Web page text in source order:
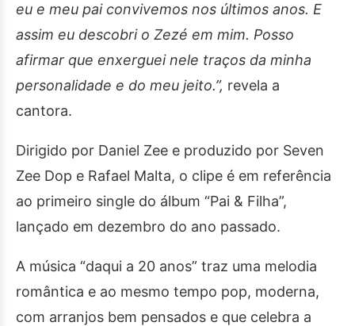
eu e meu pai convivemos nos últimos anos. E
assim eu descobri o Zezé em mim. Posso
afirmar que enxerguei nele traços da minha
personalidade e do meu jeito.”, revela a
cantora.
Dirigido por Daniel Zee e produzido por Seven
Zee Dop e Rafael Malta, o clipe é em referência
ao primeiro single do álbum “Pai & Filha”,
lançado em dezembro do ano passado.
A música “daqui a 20 anos” traz uma melodia
romântica e ao mesmo tempo pop, moderna,
com arranjos bem pensados e que celebra a